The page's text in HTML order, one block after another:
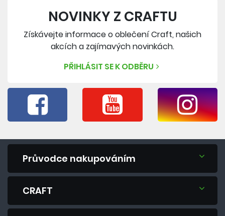
NOVINKY Z CRAFTU
Získávejte informace o oblečení Craft, našich
akcích a zajímavých novinkách.
PŘIHLÁSIT SE K ODBĚRU
Průvodce nakupováním
CRAFT